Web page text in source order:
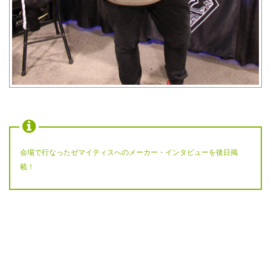
会場で行なったゼマイティスへのメーカー・インタビューを後日掲
載！